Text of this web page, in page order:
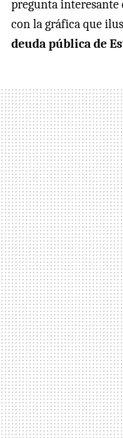
pregunta interesante
con la gráfica que
deuda pública de